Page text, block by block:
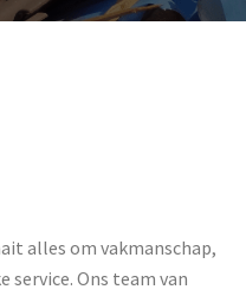
alles om vakmanschap,
service. Ons team van